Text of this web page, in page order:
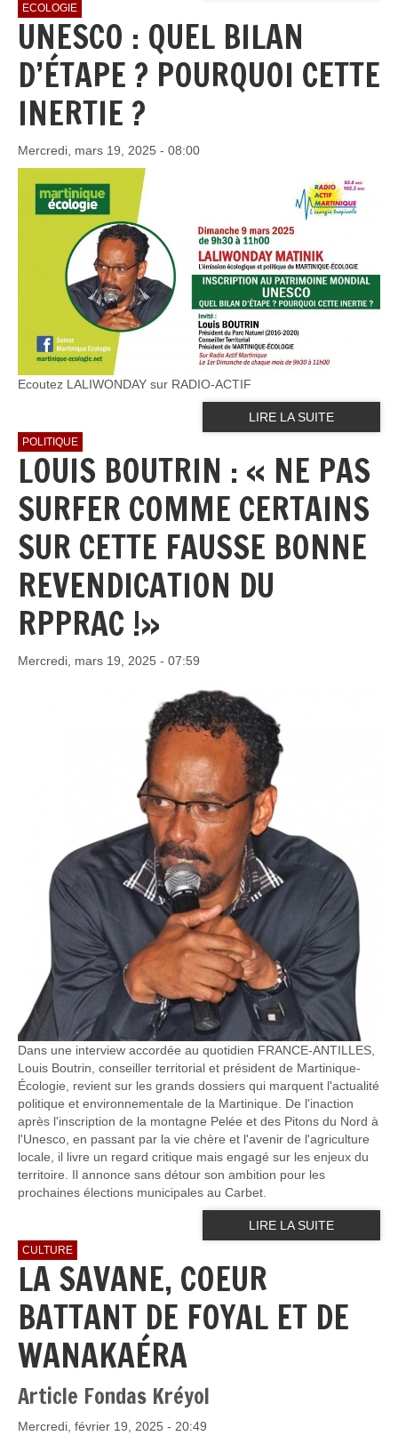
ECOLOGIE
UNESCO : QUEL BILAN
D’ÉTAPE ? POURQUOI CETTE
INERTIE ?
Mercredi, mars 19, 2025 - 08:00
Ecoutez LALIWONDAY sur RADIO-ACTIF
LIRE LA SUITE
POLITIQUE
LOUIS BOUTRIN : « NE PAS
SURFER COMME CERTAINS
SUR CETTE FAUSSE BONNE
REVENDICATION DU
RPPRAC !»
Mercredi, mars 19, 2025 - 07:59
Dans une interview accordée au quotidien FRANCE-ANTILLES,
Louis Boutrin, conseiller territorial et président de Martinique-
Écologie, revient sur les grands dossiers qui marquent l'actualité
politique et environnementale de la Martinique. De l'inaction
après l'inscription de la montagne Pelée et des Pitons du Nord à
l'Unesco, en passant par la vie chère et l'avenir de l'agriculture
locale, il livre un regard critique mais engagé sur les enjeux du
territoire. Il annonce sans détour son ambition pour les
prochaines élections municipales au Carbet.
LIRE LA SUITE
CULTURE
LA SAVANE, COEUR
BATTANT DE FOYAL ET DE
WANAKAÉRA
Article Fondas Kréyol
Mercredi, février 19, 2025 - 20:49